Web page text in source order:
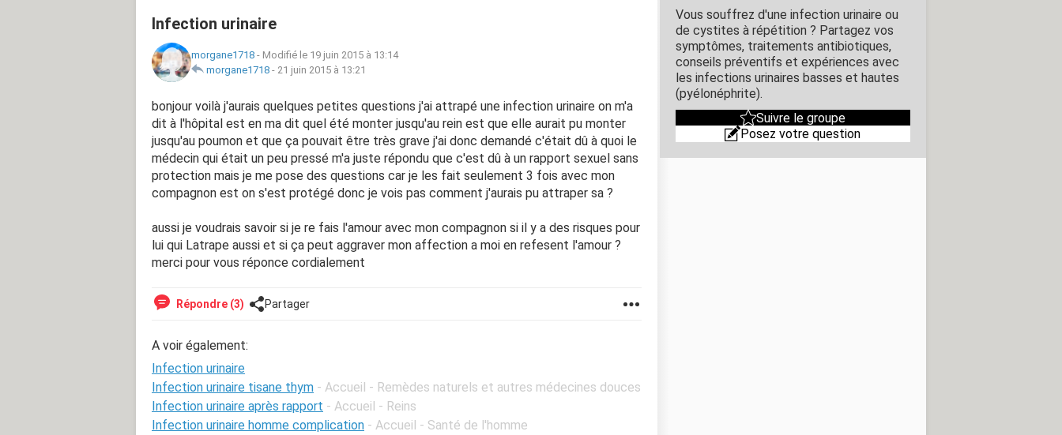
Infection urinaire
morgane1718 - Modifié le 19 juin 2015 à 13:14
morgane1718 - 21 juin 2015 à 13:21
bonjour voilà j'aurais quelques petites questions j'ai attrapé une infection urinaire on m'a
dit à l'hôpital est en ma dit quel été monter jusqu'au rein est que elle aurait pu monter
jusqu'au poumon et que ça pouvait être très grave j'ai donc demandé c'était dû à quoi le
médecin qui était un peu pressé m'a juste répondu que c'est dû à un rapport sexuel sans
protection mais je me pose des questions car je les fait seulement 3 fois avec mon
compagnon est on s'est protégé donc je vois pas comment j'aurais pu attraper sa ?
aussi je voudrais savoir si je re fais l'amour avec mon compagnon si il y a des risques pour
lui qui Latrape aussi et si ça peut aggraver mon affection a moi en refesent l'amour ?
merci pour vous réponce cordialement
Répondre (3) Partager
A voir également:
Infection urinaire
Infection urinaire tisane thym - Accueil - Remèdes naturels et autres médecines douces
Infection urinaire après rapport - Accueil - Reins
Infection urinaire homme complication - Accueil - Santé de l'homme
Vous souffrez d'une infection urinaire ou
de cystites à répétition ? Partagez vos
symptômes, traitements antibiotiques,
conseils préventifs et expériences avec
les infections urinaires basses et hautes
(pyélonéphrite).
Suivre le groupe
Posez votre question